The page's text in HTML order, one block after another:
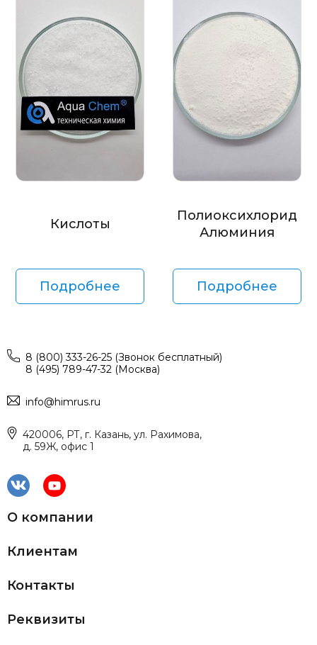
Кислоты
Подробнее
Полиоксихлорид
Алюминия
Подробнее
8 (800) 333-26-25 (Звонок бесплатный)
8 (495) 789-47-32 (Москва)
info@himrus.ru
420006, РТ, г. Казань, ул. Рахимова,
д. 59Ж, офис 1
О компании
Клиентам
Контакты
Реквизиты